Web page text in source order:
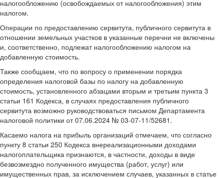
налогообложению (освобождаемых от налогообложения) этим
налогом.
Операции по предоставлению сервитута, публичного сервитута в
отношении земельных участков в указанные перечни не включены
и, соответственно, подлежат налогообложению налогом на
добавленную стоимость.
Также сообщаем, что по вопросу о применении порядка
определения налоговой базы по налогу на добавленную
стоимость, установленного абзацами вторым и третьим пункта 3
статьи 161 Кодекса, в случаях предоставления публичного
сервитута возможно руководствоваться письмом Департамента
налоговой политики от 07.06.2024 № 03-07-11/52681.
Касаемо налога на прибыль организаций отмечаем, что согласно
пункту 8 статьи 250 Кодекса внереализационными доходами
налогоплательщика признаются, в частности, доходы в виде
безвозмездно полученного имущества (работ, услуг) или
имущественных прав, за исключением случаев, указанных в статье